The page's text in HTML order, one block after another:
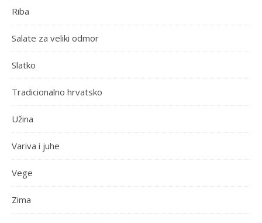
Riba
Salate za veliki odmor
Slatko
Tradicionalno hrvatsko
Užina
Variva i juhe
Vege
Zima